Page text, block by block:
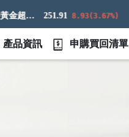
標普高盛黃金超額回報指數 251.91 8.93(3.67%)
產品資訊 申購買回清單